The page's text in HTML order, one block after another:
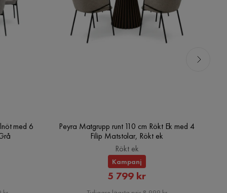
med 6
Peyra Matgrupp runt 110 cm Rökt Ek med 4
Filip Matstolar, Rökt ek
Rökt ek
Kampanj
Rabatterat
5 799 kr